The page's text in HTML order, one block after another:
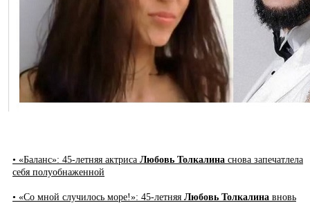
• «Баланс»: 45-летняя актриса Любовь Толкалина снова запечатлела
себя полуобнаженной
• «Со мной случилось море!»: 45-летняя Любовь Толкалина вновь